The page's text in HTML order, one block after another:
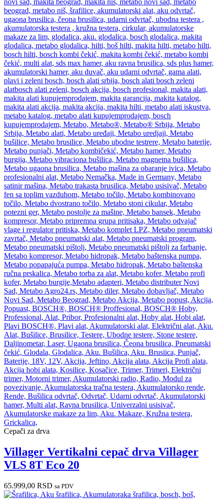
Cepači za drva
Villager Vertikalni cepač drva Villager
VLS 8T Eco 20
65.999,00 RSD sa PDV